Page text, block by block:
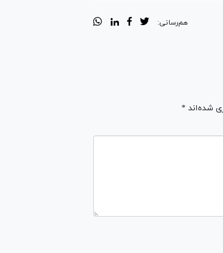
هم‌رسانی:
شده‌اند *